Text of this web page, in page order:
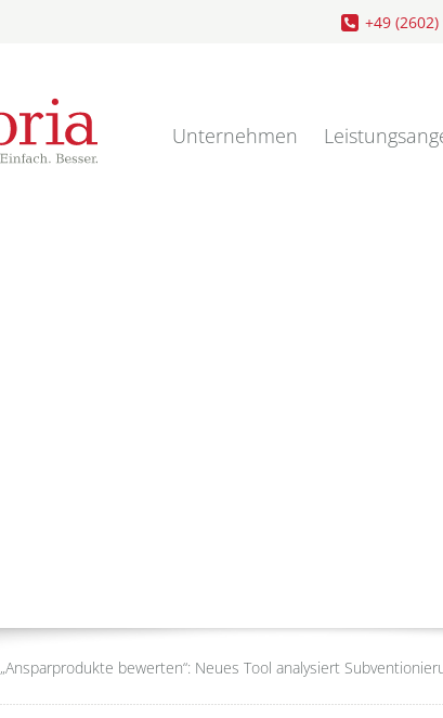
+49
Unternehmen
„Ansparprodukte bewerten“: Neues Tool analysiert